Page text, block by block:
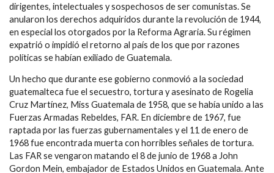
dirigentes, intelectuales y sospechosos de ser comunistas. Se
anularon los derechos adquiridos durante la revolución de 1944,
en especial los otorgados por la Reforma Agraria. Su régimen
expatrió o impidió el retorno al país de los que por razones
políticas se habían exiliado de Guatemala.
Un hecho que durante ese gobierno conmovió a la sociedad
guatemalteca fue el secuestro, tortura y asesinato de Rogelia
Cruz Martínez, Miss Guatemala de 1958, que se había unido a las
Fuerzas Armadas Rebeldes, FAR. En diciembre de 1967, fue
raptada por las fuerzas gubernamentales y el 11 de enero de
1968 fue encontrada muerta con horribles señales de tortura.
Las FAR se vengaron matando el 8 de junio de 1968 a John
Gordon Mein, embajador de Estados Unidos en Guatemala. Ante